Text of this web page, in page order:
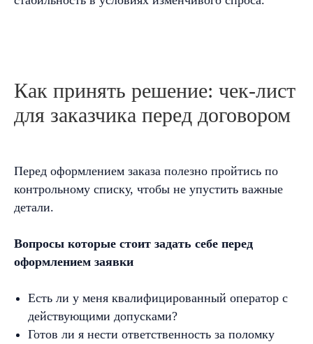
Как принять решение: чек-лист
для заказчика перед договором
Перед оформлением заказа полезно пройтись по
контрольному списку, чтобы не упустить важные
детали.
Вопросы которые стоит задать себе перед
оформлением заявки
Есть ли у меня квалифицированный оператор с
действующими допусками?
Готов ли я нести ответственность за поломку
+7 (987) 544-27-50
Общество с Ограниченной Ответственностью
«АРЕНДАТЕХ-НН»
г. Нижний Новгород,